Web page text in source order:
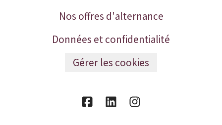
Nos offres d'alternance
Données et confidentialité
Gérer les cookies